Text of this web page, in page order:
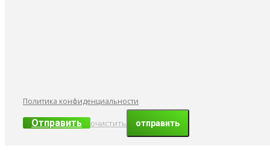
Политика конфиденциальности
Отправить очистить